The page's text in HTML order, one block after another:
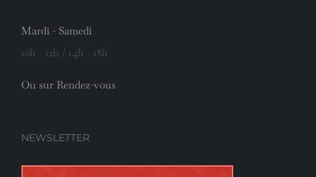
Mardi - Samedi
10h - 12h / 14h - 18h
Ou sur Rendez-vous
NEWSLETTER